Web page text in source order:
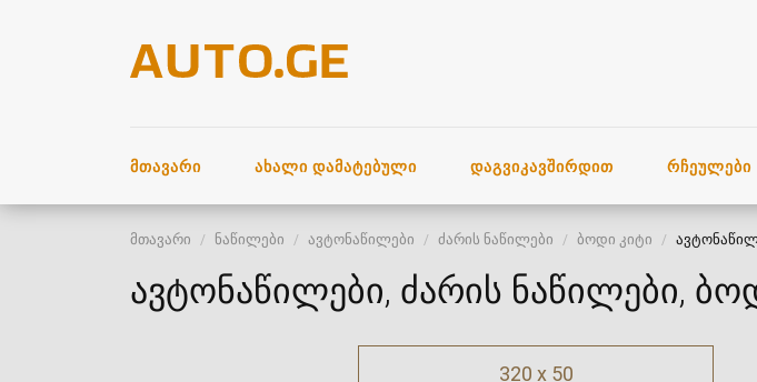
ᲛᲗᲐᲕᲐᲠᲘ ᲐᲮᲐᲚᲘ ᲓᲐᲛᲐᲢᲔᲑᲣᲚᲘ ᲓᲐᲒᲕᲘᲙᲐᲕᲨᲘᲠᲓᲘᲗ ᲠᲩᲔᲣᲚᲔᲑᲘ
მთავარი ნაწილები ავტონაწილები ძარის ნაწილები ბოდი კიტი
ავტონაწილები, ძარის ნაწილები,
320 x 50